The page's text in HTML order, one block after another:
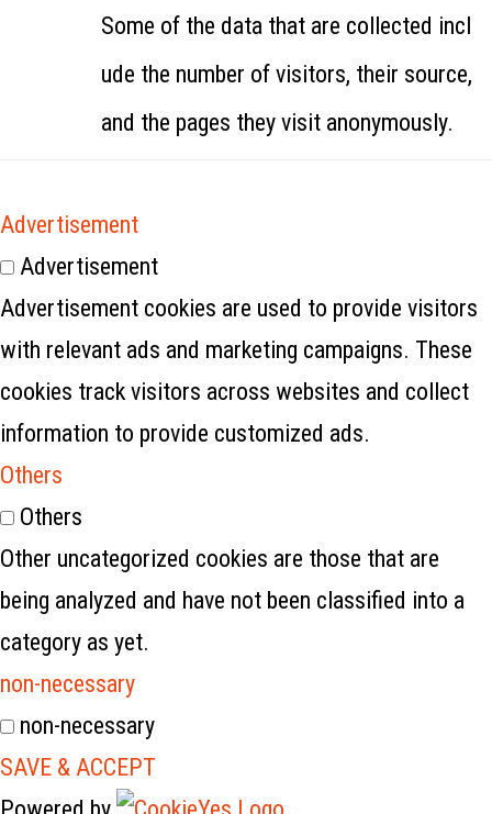
Some of the data that are collected incl
ude the number of visitors, their source,
and the pages they visit anonymously.
Advertisement
Advertisement
Advertisement cookies are used to provide visitors
with relevant ads and marketing campaigns. These
cookies track visitors across websites and collect
information to provide customized ads.
Others
Others
Other uncategorized cookies are those that are
being analyzed and have not been classified into a
category as yet.
non-necessary
non-necessary
SAVE & ACCEPT